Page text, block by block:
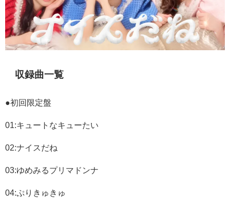
収録曲一覧
●初回限定盤
01:キュートなキューたい
02:ナイスだね
03:ゆめみるプリマドンナ
04: ぷりきゅきゅ